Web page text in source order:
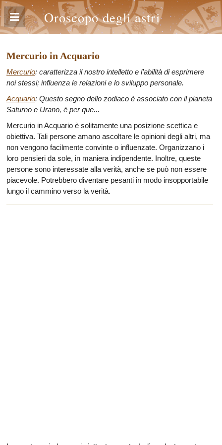
Oroscopo degli astri
Mercurio in Acquario
Mercurio: caratterizza il nostro intelletto e l’abilità di esprimere
noi stessi; influenza le relazioni e lo sviluppo personale.
Acquario: Questo segno dello zodiaco è associato con il pianeta
Saturno e Urano, è per que...
Mercurio in Acquario è solitamente una posizione scettica e
obiettiva. Tali persone amano ascoltare le opinioni degli altri, ma
non vengono facilmente convinte o influenzate. Organizzano i
loro pensieri da sole, in maniera indipendente. Inoltre, queste
persone sono interessate alla verità, anche se può non essere
piacevole. Potrebbero diventare pesanti in modo insopportabile
lungo il cammino verso la verità.